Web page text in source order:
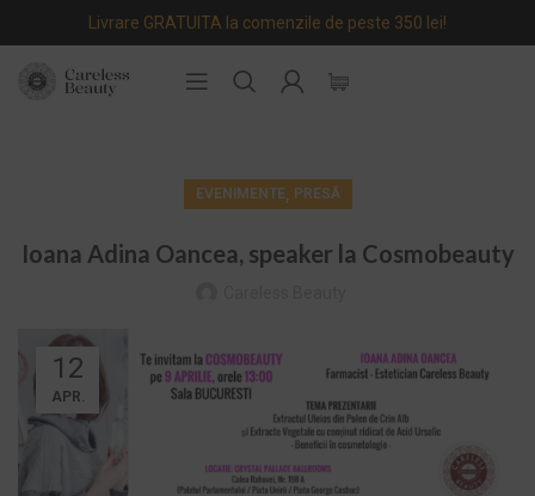
Livrare GRATUITA la comenzile de peste 350 lei!
EVENIMENTE, PRESĂ
Ioana Adina Oancea, speaker la Cosmobeauty
12
APR.